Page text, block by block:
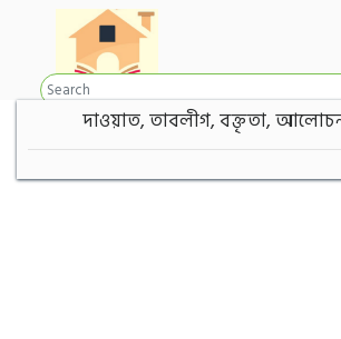
দাওয়াত, তাবলীগ, বক্তৃতা,